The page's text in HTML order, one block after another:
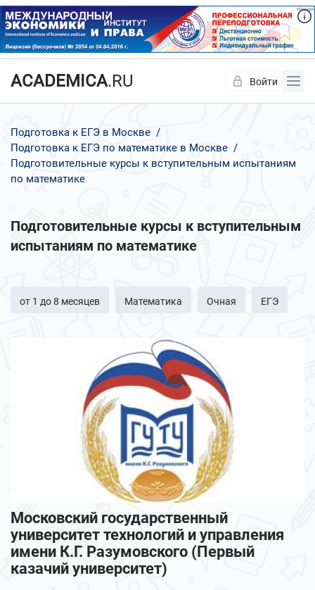
ACADEMICA.RU Войти
Подготовка к ЕГЭ в Москве
Подготовка к ЕГЭ по математике в Москве
Подготовительные курсы к вступительным испытаниям
по математике
Подготовительные курсы к вступительным
испытаниям по математике
от 1 до 8 месяцев Математика Очная ЕГЭ
Московский государственный
университет технологий и управления
имени К.Г. Разумовского (Первый
казачий университет)
Да Нет